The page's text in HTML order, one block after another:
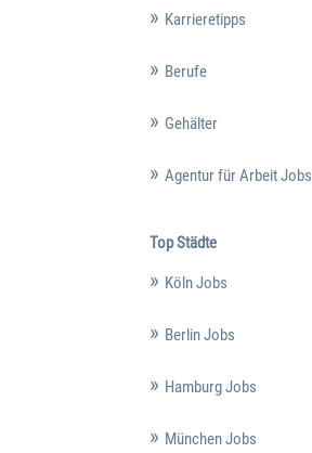
Karrieretipps
Berufe
Gehälter
Agentur für Arbeit Jobs
Top Städte
Köln Jobs
Berlin Jobs
Hamburg Jobs
München Jobs